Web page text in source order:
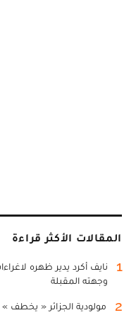
المقالات الأكثر قراءة
1
نايف أكرد يدير ظهره
وجهته المقبلة
2 مولودية الجزائر « يخطف »